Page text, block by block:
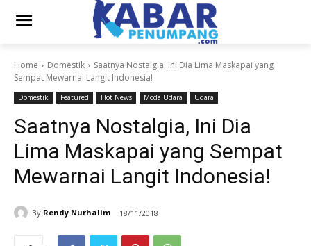
Home Domestik
Saatnya Nostalgia, Ini Dia Lima Maskapai yang
Sempat Mewarnai Langit Indonesia!
Domestik Featured Hot News Moda Udara Udara
Saatnya Nostalgia, Ini Dia
Lima Maskapai yang Sempat
Mewarnai Langit Indonesia!
By Rendy Nurhalim 18/11/2018